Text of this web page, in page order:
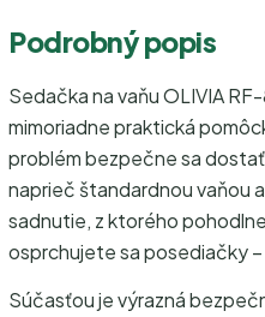
Podrobný popis
Sedačka na vaňu OLIVIA
mimoriadne praktická
problém bezpečne sa dostať
naprieč štandardnou vaňou
sadnutie, z ktorého
osprchujete sa posediačky –
Súčasťou je výrazná